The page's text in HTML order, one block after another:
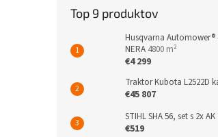
Top 9 produktov
Husqvarna Automower®
NERA 4800 m²
€4 299
Traktor Kubota L2522D
€45 807
STIHL SHA 56, set s 2x AK
€519